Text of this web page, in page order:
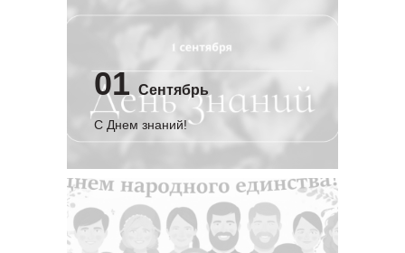
01 Сентябрь
C Днем знаний!